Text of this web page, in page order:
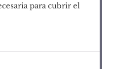
para cubrir el